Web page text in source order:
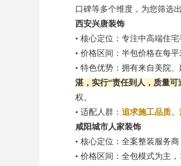
口碑等多个维度，为您筛选
西安兴唐装饰
• 核心定位：专注中高端住
• 价格区间：半包价格在每
• 特色优势：拥有来自美院
湛，实行“责任到人，质量可
权。
• 适配人群： 追求施工品质
咸阳城市人家装饰
• 核心定位：全案整装服务
• 价格区间：全包模式为主